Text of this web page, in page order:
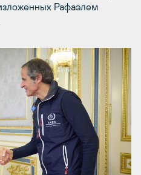
Рафаэлем